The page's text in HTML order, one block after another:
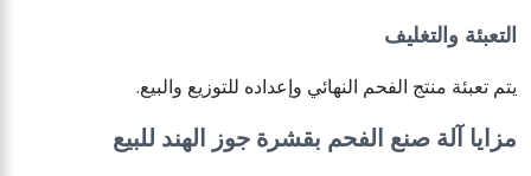
التعبئة والتغليف
يتم تعبئة منتج الفحم النهائي وإعداده للتوزيع والبيع.
مزايا آلة صنع الفحم بقشرة جوز الهند للبيع